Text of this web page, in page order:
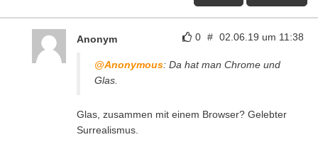
0 # 02.06.19 um 11:38
Anonym
@Anonymous: Da hat man Chrome und
Glas.
Glas, zusammen mit einem Browser? Gelebter
Surrealismus.